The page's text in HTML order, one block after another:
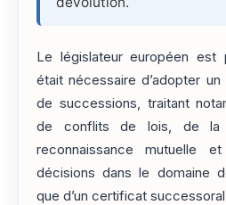
Le législateur européen est
était nécessaire d’adopter
de successions, traitant
de conflits de lois, de la
reconnaissance mutuelle
décisions dans le domaine
que d’un certificat